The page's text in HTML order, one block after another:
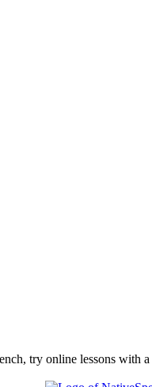
try online lessons with a